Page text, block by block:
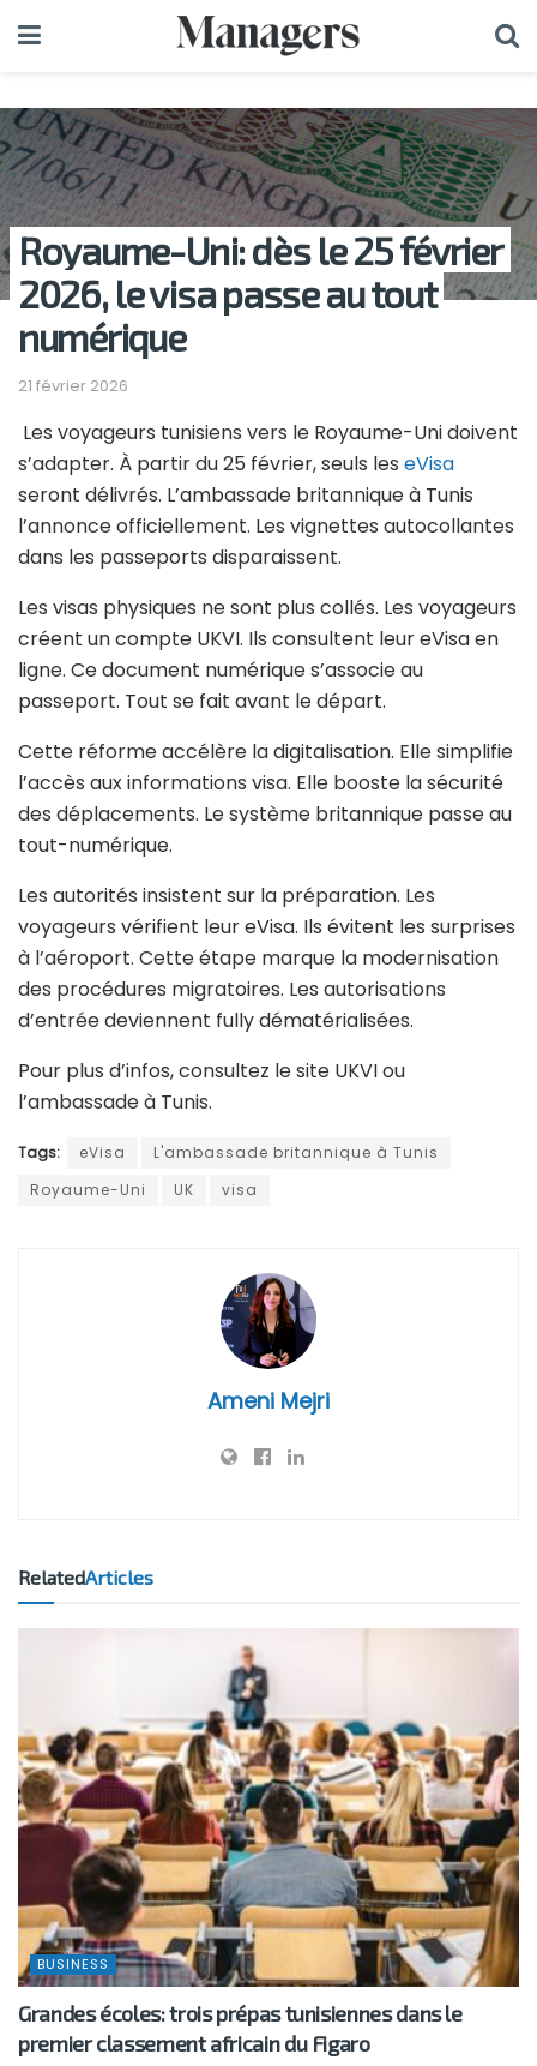
Royaume-Uni: dès le 25 février
2026, le visa passe au tout
numérique
21 février 2026
Les voyageurs tunisiens vers le Royaume-Uni doivent
s’adapter. À partir du 25 février, seuls les eVisa
seront délivrés. L’ambassade britannique à Tunis
l’annonce officiellement. Les vignettes autocollantes
dans les passeports disparaissent.
Les visas physiques ne sont plus collés. Les voyageurs
créent un compte UKVI. Ils consultent leur eVisa en
ligne. Ce document numérique s’associe au
passeport. Tout se fait avant le départ.
Cette réforme accélère la digitalisation. Elle simplifie
l’accès aux informations visa. Elle booste la sécurité
des déplacements. Le système britannique passe au
tout-numérique.
Les autorités insistent sur la préparation. Les
voyageurs vérifient leur eVisa. Ils évitent les surprises
à l’aéroport. Cette étape marque la modernisation
des procédures migratoires. Les autorisations
d’entrée deviennent fully dématérialisées.
Pour plus d’infos, consultez le site UKVI ou
l’ambassade à Tunis.
Tags: eVisa
L'ambassade britannique à Tunis
Royaume-Uni
UK visa
Ameni Mejri
RelatedArticles
BUSINESS
Grandes écoles: trois prépas tunisiennes dans le
premier classement africain du Figaro